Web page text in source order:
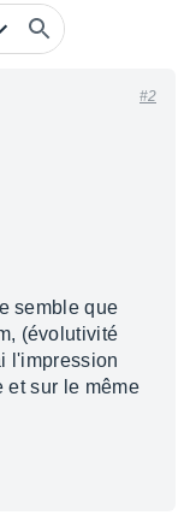
#2
semble que
(évolutivité
l'impression
sur le même